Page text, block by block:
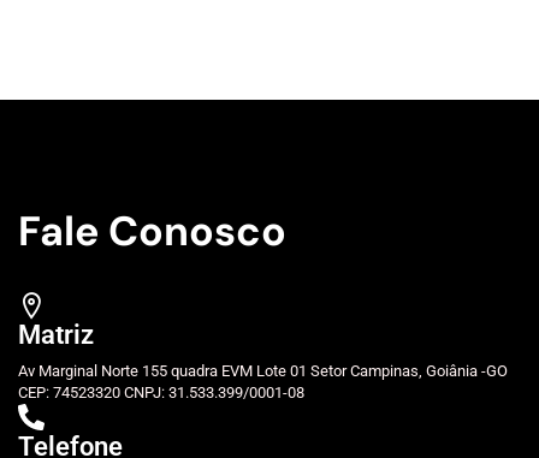
Fale Conosco
Matriz
Av Marginal Norte 155 quadra EVM Lote 01 Setor Campinas, Goiânia -GO
CEP: 74523320 CNPJ: 31.533.399/0001-08
Telefone